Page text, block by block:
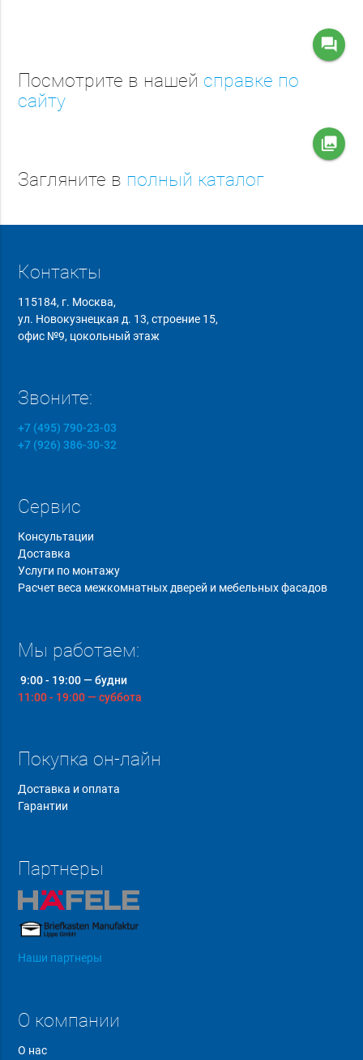
question_answer
Посмотрите в нашей справке по
сайту
collections
Загляните в полный каталог
Контакты
115184, г. Москва,
ул. Новокузнецкая д. 13, строение 15,
офис №9, цокольный этаж
Звоните:
+7 (495) 790-23-03
+7 (926) 386-30-32
Сервис
Консультации
Доставка
Услуги по монтажу
Расчет веса межкомнатных дверей и мебельных фасадов
Мы работаем:
9:00 - 19:00 — будни
11:00 - 19:00 — суббота
Покупка он-лайн
Доставка и оплата
Гарантии
Партнеры
Наши партнеры
О компании
О нас